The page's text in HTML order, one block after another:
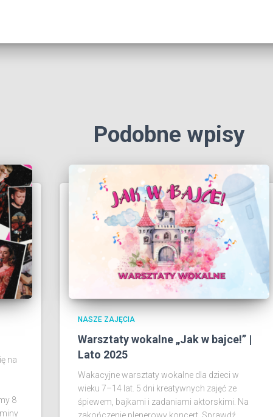
Podobne wpisy
na
8
NASZE ZAJĘCIA
Warsztaty wokalne „Jak w bajce!” |
Lato 2025
Wakacyjne warsztaty wokalne dla dzieci w
wieku 7–14 lat. 5 dni kreatywnych zajęć ze
śpiewem, bajkami i zadaniami aktorskimi. Na